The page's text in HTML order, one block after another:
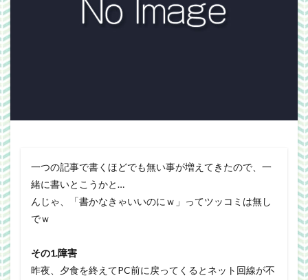
一つの記事で書くほどでも無い事が増えてきたので、一
緒に書いとこうかと…
んじゃ、「書かなきゃいいのにｗ」ってツッコミは無し
でｗ
その1.障害
昨夜、夕食を終えてPC前に戻ってくるとネット回線が不
アンライト
サービス終了